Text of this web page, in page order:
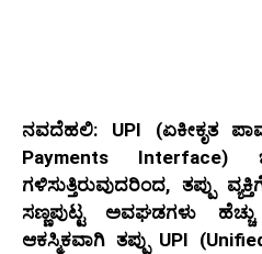
ನವದೆಹಲಿ: UPI (ಏಕೀಕೃತ
Payments Interface)
ಗಳಿಸುತ್ತಿರುವುದರಿಂದ, ತಪ್ಪು
ಸಣ್ಣಪುಟ್ಟ ಅವಘಡಗಳು ಹೆಚ್ಚು
ಆಕಸ್ಮಿಕವಾಗಿ ತಪ್ಪು UPI